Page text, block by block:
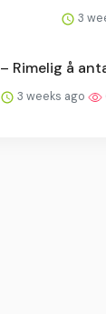
3
– Rimelig å
3 weeks ago